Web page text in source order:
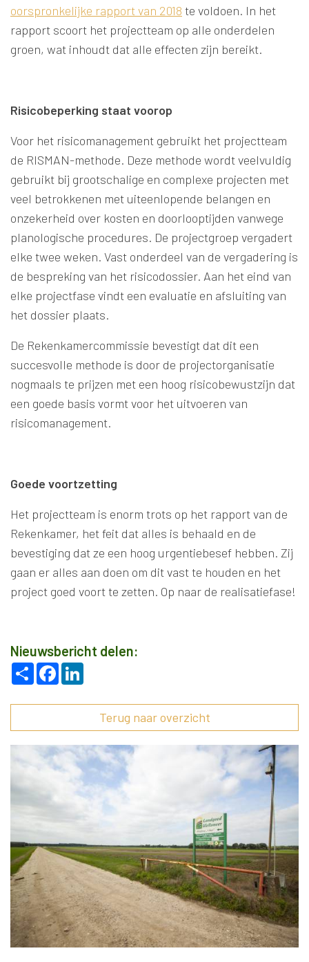
oorspronkelijke rapport van 2018 te voldoen. In het
rapport scoort het projectteam op alle onderdelen
groen, wat inhoudt dat alle effecten zijn bereikt.
Risicobeperking staat voorop
Voor het risicomanagement gebruikt het projectteam
de RISMAN-methode. Deze methode wordt veelvuldig
gebruikt bij grootschalige en complexe projecten met
veel betrokkenen met uiteenlopende belangen en
onzekerheid over kosten en doorlooptijden vanwege
planologische procedures. De projectgroep vergadert
elke twee weken. Vast onderdeel van de vergadering is
de bespreking van het risicodossier. Aan het eind van
elke projectfase vindt een evaluatie en afsluiting van
het dossier plaats.
De Rekenkamercommissie bevestigt dat dit een
succesvolle methode is door de projectorganisatie
nogmaals te prijzen met een hoog risicobewustzijn dat
een goede basis vormt voor het uitvoeren van
risicomanagement.
Goede voortzetting
Het projectteam is enorm trots op het rapport van de
Rekenkamer, het feit dat alles is behaald en de
bevestiging dat ze een hoog urgentiebesef hebben. Zij
gaan er alles aan doen om dit vast te houden en het
project goed voort te zetten. Op naar de realisatiefase!
Nieuwsbericht delen:
Deel Facebook
Terug naar overzicht